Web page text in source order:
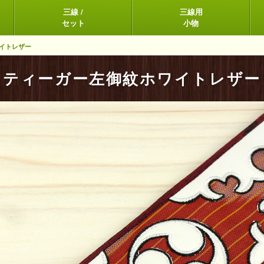
三線 /
セット
三線用
小物
トレザー
ティーガー左御紋ホワイトレザー